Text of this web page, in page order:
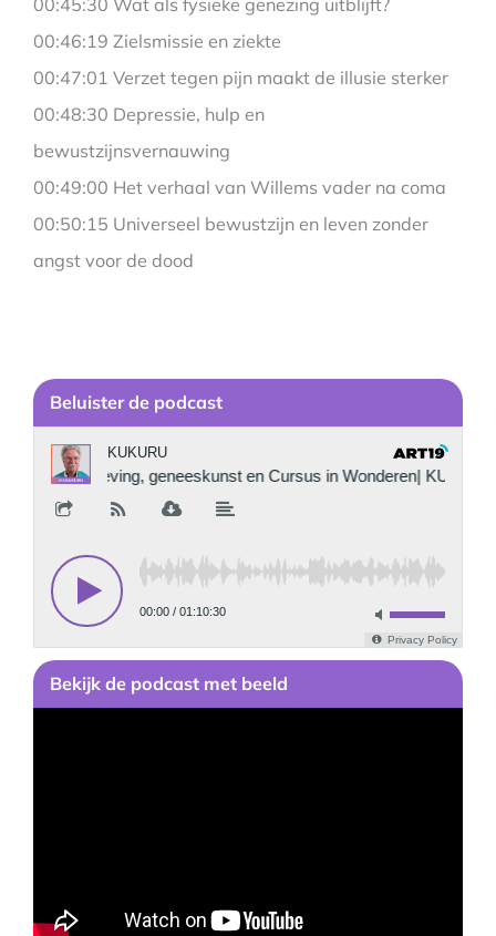
00:45:30 Wat als fysieke genezing uitblijft?
00:46:19 Zielsmissie en ziekte
00:47:01 Verzet tegen pijn maakt de illusie sterker
00:48:30 Depressie, hulp en
bewustzijnsvernauwing
00:49:00 Het verhaal van Willems vader na coma
00:50:15 Universeel bewustzijn en leven zonder
angst voor de dood
Beluister de podcast
Bekijk de podcast met beeld